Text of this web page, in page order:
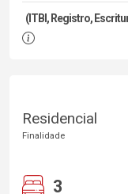
(ITBI, Registro,
Residencial
Finalidade
3